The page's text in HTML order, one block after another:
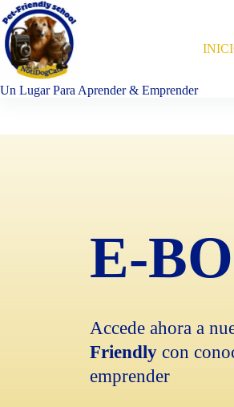
Saltar
al
contenido
Un Lugar Para Aprender & Emprender
E-
Accede ahora a
Friendly con
emprender